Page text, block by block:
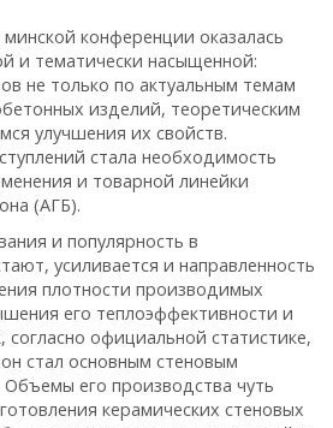
конференции оказалась
и тематически насыщенной:
не только по актуальным темам
изделий, теоретическим
улучшения их свойств.
стала необходимость
и товарной линейки
(АГБ).
и популярность в
усиливается и направленность
плотности производимых
его теплоэффективности и
официальной статистике,
стал основным стеновым
его производства чуть
керамических стеновых